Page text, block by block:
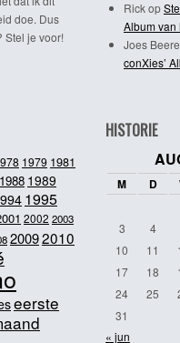
doe. Dus
Stel je voor!
Rickop
Album van
Joes
conXies’
1979 1981
1988 1989
1995
2002 2003
20092010
eerste
HISTORIE
M D
3
4
10
11
17
18
24
25
31
« jun